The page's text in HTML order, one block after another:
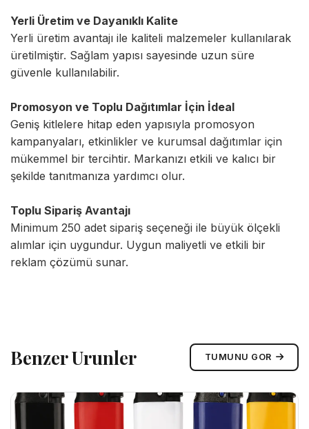
Yerli Üretim ve Dayanıklı Kalite
Yerli üretim avantajı ile kaliteli malzemeler kullanılarak
üretilmiştir. Sağlam yapısı sayesinde uzun süre
güvenle kullanılabilir.
Promosyon ve Toplu Dağıtımlar İçin İdeal
Geniş kitlelere hitap eden yapısıyla promosyon
kampanyaları, etkinlikler ve kurumsal dağıtımlar için
mükemmel bir tercihtir. Markanızı etkili ve kalıcı bir
şekilde tanıtmanıza yardımcı olur.
Toplu Sipariş Avantajı
Minimum 250 adet sipariş seçeneği ile büyük ölçekli
alımlar için uygundur. Uygun maliyetli ve etkili bir
reklam çözümü sunar.
Benzer Urunler TUMUNU GOR